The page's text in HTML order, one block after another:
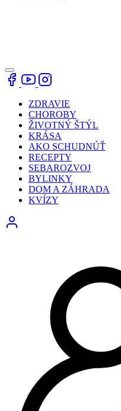
ZDRAVIE
CHOROBY
ŽIVOTNÝ ŠTÝL
KRÁSA
AKO SCHUDNÚŤ
RECEPTY
SEBAROZVOJ
BYLINKY
DOM A ZÁHRADA
KVÍZY